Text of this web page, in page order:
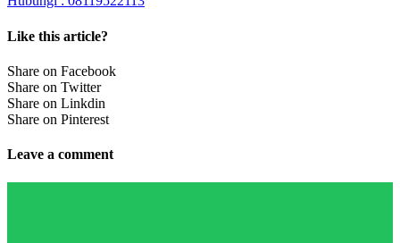
Like this article?
Share on Facebook
Share on Twitter
Share on Linkdin
Share on Pinterest
Leave a comment